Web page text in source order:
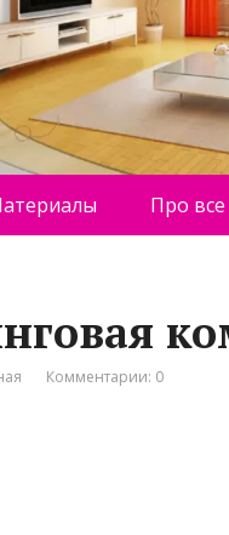
Про все
Комментарии: 0